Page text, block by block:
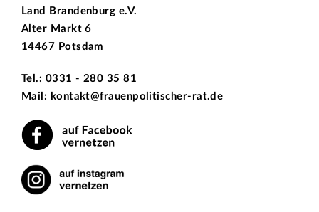
Land Brandenburg e.V.
Alter Markt 6
14467 Potsdam
Tel.: 0331 - 280 35 81
Mail: kontakt@frauenpolitischer-rat.de